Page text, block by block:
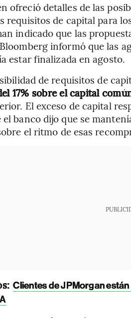
ofreció detalles de las
requisitos de capital para
indicado que las
informó que las
estar finalizada en agosto.
de requisitos de
17% sobre el capital
El exceso de capital
el banco dijo que se
el ritmo de esas
Clientes de JPMorgan